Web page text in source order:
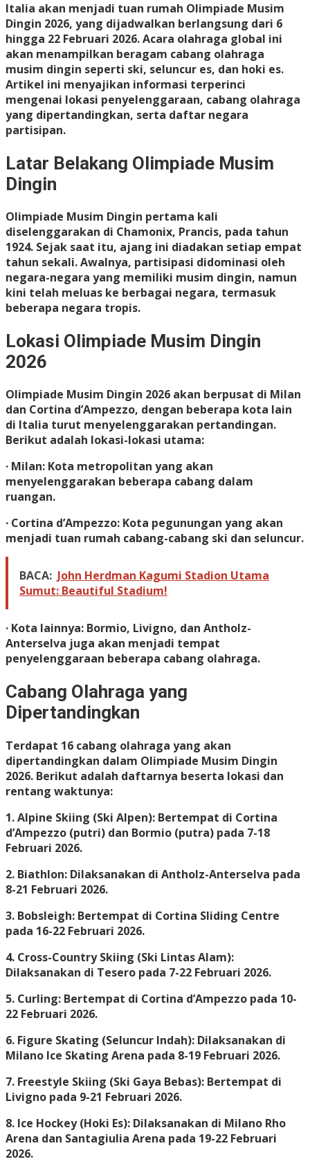
Italia akan menjadi tuan rumah Olimpiade Musim
Dingin 2026, yang dijadwalkan berlangsung dari 6
hingga 22 Februari 2026. Acara olahraga global ini
akan menampilkan beragam cabang olahraga
musim dingin seperti ski, seluncur es, dan hoki es.
Artikel ini menyajikan informasi terperinci
mengenai lokasi penyelenggaraan, cabang olahraga
yang dipertandingkan, serta daftar negara
partisipan.
Latar Belakang Olimpiade Musim
Dingin
Olimpiade Musim Dingin pertama kali
diselenggarakan di Chamonix, Prancis, pada tahun
1924. Sejak saat itu, ajang ini diadakan setiap empat
tahun sekali. Awalnya, partisipasi didominasi oleh
negara-negara yang memiliki musim dingin, namun
kini telah meluas ke berbagai negara, termasuk
beberapa negara tropis.
Lokasi Olimpiade Musim Dingin
2026
Olimpiade Musim Dingin 2026 akan berpusat di Milan
dan Cortina d’Ampezzo, dengan beberapa kota lain
di Italia turut menyelenggarakan pertandingan.
Berikut adalah lokasi-lokasi utama:
· Milan: Kota metropolitan yang akan
menyelenggarakan beberapa cabang dalam
ruangan.
· Cortina d’Ampezzo: Kota pegunungan yang akan
menjadi tuan rumah cabang-cabang ski dan seluncur.
BACA: John Herdman Kagumi Stadion Utama
Sumut: Beautiful Stadium!
· Kota lainnya: Bormio, Livigno, dan Antholz-
Anterselva juga akan menjadi tempat
penyelenggaraan beberapa cabang olahraga.
Cabang Olahraga yang
Dipertandingkan
Terdapat 16 cabang olahraga yang akan
dipertandingkan dalam Olimpiade Musim Dingin
2026. Berikut adalah daftarnya beserta lokasi dan
rentang waktunya:
1. Alpine Skiing (Ski Alpen): Bertempat di Cortina
d’Ampezzo (putri) dan Bormio (putra) pada 7-18
Februari 2026.
2. Biathlon: Dilaksanakan di Antholz-Anterselva pada
8-21 Februari 2026.
3. Bobsleigh: Bertempat di Cortina Sliding Centre
pada 16-22 Februari 2026.
4. Cross-Country Skiing (Ski Lintas Alam):
Dilaksanakan di Tesero pada 7-22 Februari 2026.
5. Curling: Bertempat di Cortina d’Ampezzo pada 10-
22 Februari 2026.
6. Figure Skating (Seluncur Indah): Dilaksanakan di
Milano Ice Skating Arena pada 8-19 Februari 2026.
7. Freestyle Skiing (Ski Gaya Bebas): Bertempat di
Livigno pada 9-21 Februari 2026.
8. Ice Hockey (Hoki Es): Dilaksanakan di Milano Rho
Arena dan Santagiulia Arena pada 19-22 Februari
2026.